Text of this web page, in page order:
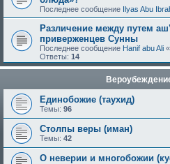
Последнее сообщение Ilyas Abu
Различение между путем
приверженцев Сунны
Последнее сообщение Hanif abu Ali «
Ответы: 14
Единобожие (таухид)
Темы: 96
Столпы веры (иман)
Темы: 42
О неверии и многобожии